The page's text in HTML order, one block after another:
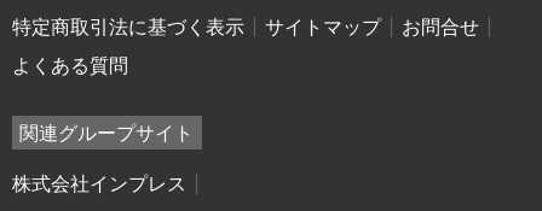
特定商取引法に基づく表示
サイトマップ
お問合せ
よくある質問
関連グループサイト
株式会社インプレス